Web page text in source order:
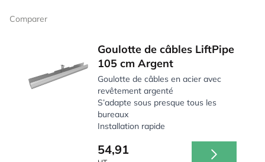
Comparer
Goulotte de câbles LiftPipe
105 cm Argent
Goulotte de câbles en acier avec
revêtement argenté
S’adapte sous presque tous les
bureaux
Installation rapide
54,91